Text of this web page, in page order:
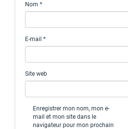
Nom *
E-mail *
Site web
Enregistrer mon nom, mon e-
mail et mon site dans le
navigateur pour mon prochain